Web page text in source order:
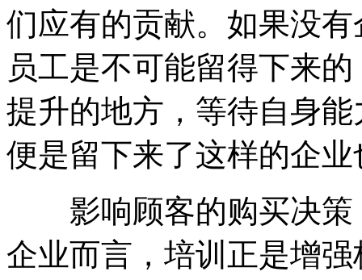
们应有的贡献。如果没
员工是不可能留得下来
提升的地方，等待自身
便是留下来了这样的企
影响顾客的购买决策
企业而言，培训正是增